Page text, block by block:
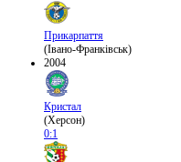
Прикарпаття
(Івано-Франківськ)
2004
Кристал
(Херсон)
0:1